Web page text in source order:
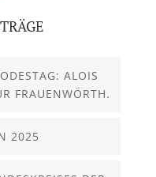
ALOIS
FRAUENWÖRTH.
2025